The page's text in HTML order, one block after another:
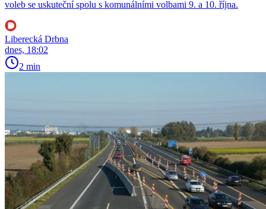
voleb se uskuteční spolu s komunálními volbami 9. a 10. října.
Liberecká Drbna
dnes, 18:02
2 min